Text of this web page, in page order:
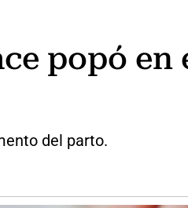
popó
del parto.